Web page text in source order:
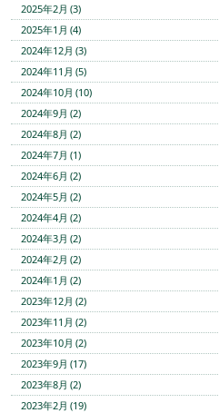
2025年2月 (3)
2025年1月 (4)
2024年12月 (3)
2024年11月 (5)
2024年10月 (10)
2024年9月 (2)
2024年8月 (2)
2024年7月 (1)
2024年6月 (2)
2024年5月 (2)
2024年4月 (2)
2024年3月 (2)
2024年2月 (2)
2024年1月 (2)
2023年12月 (2)
2023年11月 (2)
2023年10月 (2)
2023年9月 (17)
2023年8月 (2)
2023年2月 (19)